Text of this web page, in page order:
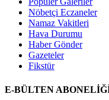
Nöbetçi Eczaneler
Namaz Vakitleri
Hava Durumu
Haber Gönder
Gazeteler
Fikstür
E-BÜLTEN